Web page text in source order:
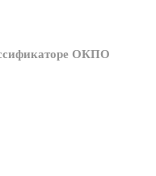
ОКПО